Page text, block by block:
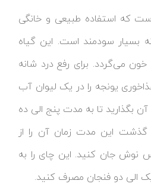
که استفاده طبیعی و خانگی
بسیار سودمند است. این گیاه
می‌گردد. برای رفع درد شانه
یونجه را در یک لیوان آب
بگذارید تا به مدت پنج الی ده
گذشت این مدت زمان آن را از
جان کنید. این چای را به
الی دو فنجان مصرف کنید.